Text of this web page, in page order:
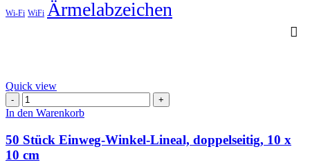
Wi-Fi WiFi Ärmelabzeichen
Quick view
50
Stück
Winkel-
Lineal,
doppelseitig,
In den Warenkorb
50 Stück Einweg-Winkel-Lineal, doppelseitig, 10 x
10 cm